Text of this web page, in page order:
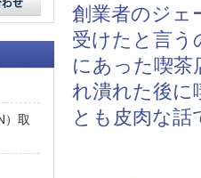
創業者のジェ
受けたと言う
にあった喫茶
れ潰れた後に
とも皮肉な話
）取